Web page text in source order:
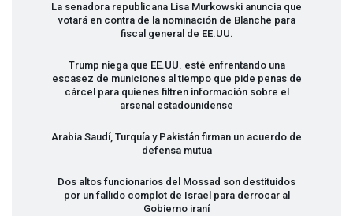
La senadora republicana Lisa Murkowski anuncia que
votará en contra de la nominación de Blanche para
fiscal general de EE.UU.
Trump niega que EE.UU. esté enfrentando una
escasez de municiones al tiempo que pide penas de
cárcel para quienes filtren información sobre el
arsenal estadounidense
Arabia Saudí, Turquía y Pakistán firman un acuerdo de
defensa mutua
Dos altos funcionarios del Mossad son destituidos
por un fallido complot de Israel para derrocar al
Gobierno iraní